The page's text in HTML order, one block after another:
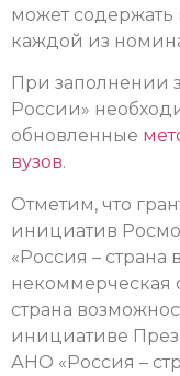
может содержать
каждой из
При заполнении
России»
обновленные
вузов.
Отметим, что
инициатив
«Россия – страна
некоммерческая
страна
инициативе
АНО «Россия –